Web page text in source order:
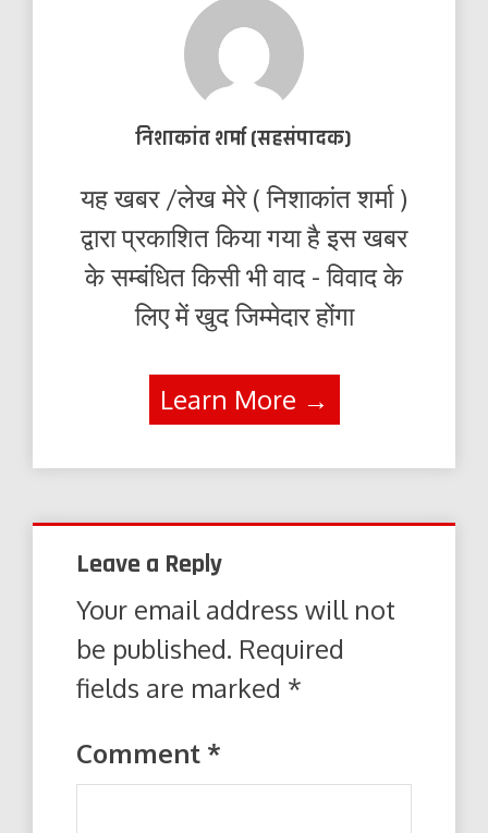
निशाकांत शर्मा (सहसंपादक)
यह खबर /लेख मेरे ( निशाकांत शर्मा )
द्वारा प्रकाशित किया गया है इस खबर
के सम्बंधित किसी भी वाद - विवाद के
लिए में खुद जिम्मेदार होंगा
Learn More →
Leave a Reply
Your email address will not
be published. Required
fields are marked *
Comment *